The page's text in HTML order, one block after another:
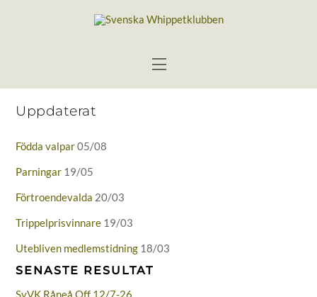
Menu
Uppdaterat
Födda valpar05/08
Parningar 19/05
Förtroendevalda 20/03
Trippelprisvinnare 19/03
Utebliven medlemstidning 18/03
SENASTE RESULTAT
SvVK Råneå Off 12/7-26